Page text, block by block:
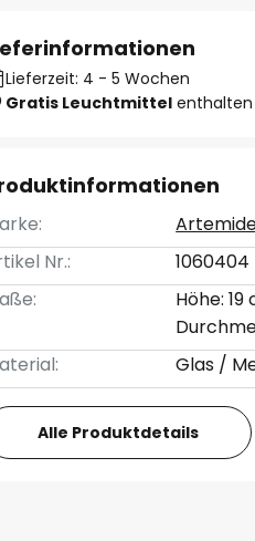
Lieferzeit: 4 - 5 Wochen
Gratis Leuchtmittel enthalten
Nr.:
1060404
Höhe: 19
Glas /
Alle Produktdetails